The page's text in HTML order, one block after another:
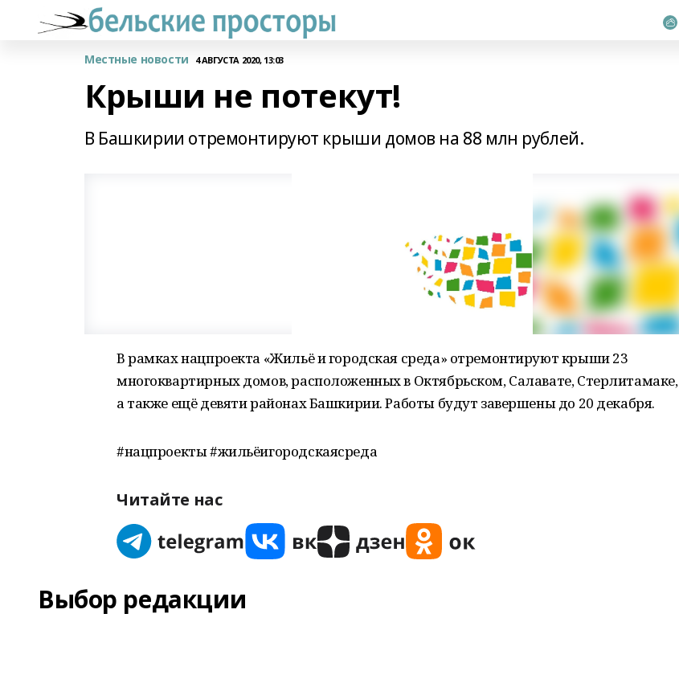
Местные новости 4 АВГУСТА 2020, 13:03
Крыши не потекут!
В Башкирии отремонтируют крыши домов на 88 млн рублей.
В рамках нацпроекта «Жильё и городская среда» отремонтируют крыши 23
многоквартирных домов, расположенных в Октябрьском, Салавате, Стерлитамаке,
а также ещё девяти районах Башкирии. Работы будут завершены до 20 декабря.
#нацпроекты #жильёигородскаясреда
Читайте нас
Выбор редакции